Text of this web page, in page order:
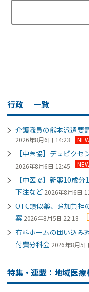
行政 一覧
介護職員の熊本派遣
2026年8月6日 14:23
【中医協】デュピク
2026年8月6日 12:45
【中医協】新薬10成
下注など 2026年8月6日
OTC類似薬、追加負
案 2026年8月5日 22:18
有料ホームの囲い込
付費分科会 2026年8月5
特集・連載：地域医